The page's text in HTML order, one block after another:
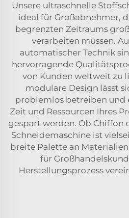
Unsere ultraschnelle
ideal für Großabnehmer,
begrenzten Zeitraums
verarbeiten müssen.
automatischer Technik
hervorragende
von Kunden weltweit zu
modulare Design lässt
problemlos betreiben und
Zeit und Ressourcen Ihres
gespart werden. Ob Chiffon
Schneidemaschine ist
breite Palette an
für
Herstellungsprozess